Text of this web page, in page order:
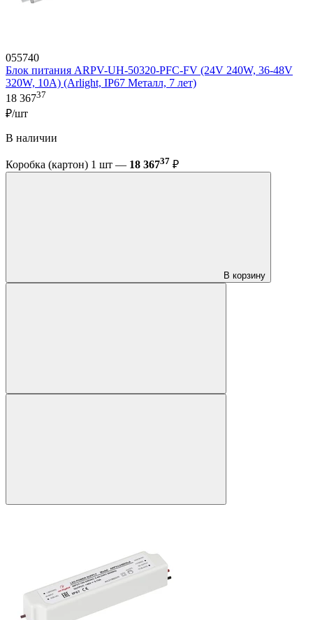
055740
Блок питания ARPV-UH-50320-PFC-FV (24V 240W, 36-48V
320W, 10A) (Arlight, IP67 Металл, 7 лет)
18 36737
₽/шт
В наличии
Коробка (картон) 1 шт — 18 36737 ₽
В корзину